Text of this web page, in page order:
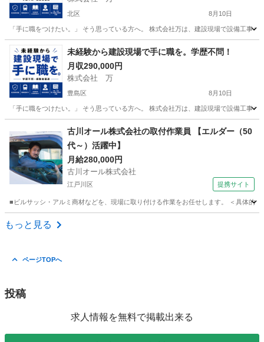
北区 8月10日
「手に職をつけたい。」 そう思っている方へ。 株式会社万は、建設現場で設備工事
東京 北区 その他 未経験
未経験から建設現場で手に職を。学歴不問！
月収290,000円
株式会社 万
豊島区 8月10日
「手に職をつけたい。」 そう思っている方へ。 株式会社万は、建設現場で設備工事
その他 未経験
古川オール株式会社の取付作業員 【エルダー（50
代～）活躍中】
月給280,000円
古川オール株式会社
江戸川区 提携サイト
■ビルサッシ・アルミ商材などを、現場に取り付ける作業をお任せします。 ＜具体的
東京 江戸川区
もっと見る
ページTOPへ
投稿
求人情報を無料で掲載出来る